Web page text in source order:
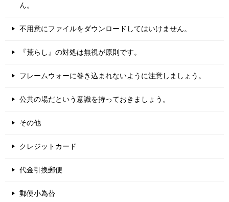
ん。
不用意にファイルをダウンロードしてはいけません。
『荒らし』の対処は無視が原則です。
フレームウォーに巻き込まれないように注意しましょう。
公共の場だという意識を持っておきましょう。
その他
クレジットカード
代金引換郵便
郵便小為替